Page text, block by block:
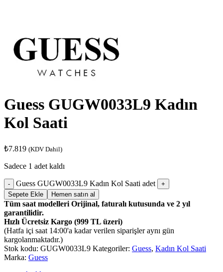
Guess GUGW0033L9 Kadın
Kol Saati
₺7.819 (KDV Dahil)
Sadece 1 adet kaldı
Guess GUGW0033L9 Kadın Kol Saati adet
Sepete Ekle Hemen satın al
Tüm saat modelleri Orijinal, faturalı kutusunda ve 2 yıl
garantilidir.
Hızlı Ücretsiz Kargo (999 TL üzeri)
(Hatfa içi saat 14:00'a kadar verilen siparişler aynı gün
kargolanmaktadır.)
Stok kodu: GUGW0033L9 Kategoriler: Guess, Kadın Kol Saati
Marka: Guess